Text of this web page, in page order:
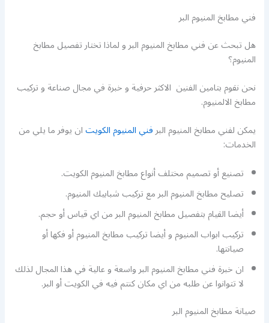
فني مطابخ المنيوم البر
هل تبحث عن فني مطابخ المنيوم البر و لماذا تختار تفصيل مطابخ
المنيوم؟
نحن نقوم بتامين الفنين الاكثر حرفية و خبرة في مجال صناعة و تركيب
مطابخ الالمنيوم.
يمكن لفني مطابخ المنيوم البرفني المنيوم الكويتان يوفر ما يلي من
الخدمات:
تصنيع أو تصميم مختلف أنواع مطابخ المنيوم الكويت.
تصليح مطابخ المنيوم البر مع تركيب شبابيك المنيوم.
أيضا القيام بتفصيل مطابخ المنيوم البر من اي قياس أو حجم.
تركيب ابواب المنيوم و أيضا تركيب مطابخ المنيوم أو فكها أو
صيانتها.
ان خبرة فني مطابخ المنيوم البر واسعة و عالية في هذا المجال لذلك
لا تتوانوا عن طلبه من اي مكان كنتم فيه في الكويت أو البر.
صيانة مطابخ المنيوم البر